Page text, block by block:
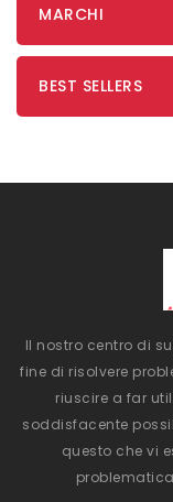
MARCHI
BEST SELLERS
Il nostro centro di
fine di risolvere
riuscire a far
soddisfacente
questo che vi